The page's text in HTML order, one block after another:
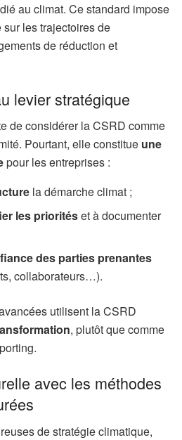
au climat. Ce standard impose
les trajectoires de
de réduction et
levier stratégique
de considérer la CSRD comme
Pourtant, elle constitue une
pour les entreprises :
la démarche climat ;
les prioritéset à documenter
des parties prenantes
collaborateurs…).
utilisent la CSRD
, plutôt que comme
avec les méthodes
de stratégie climatique,